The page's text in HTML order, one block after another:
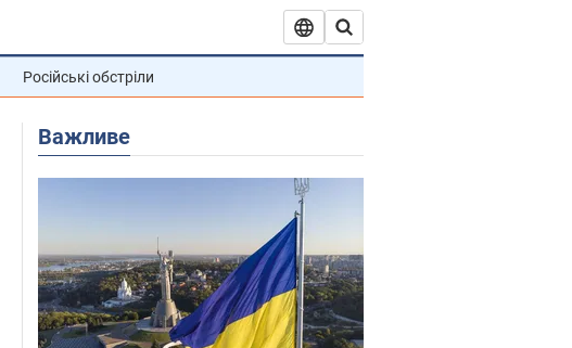
Російські обстріли
Важливе